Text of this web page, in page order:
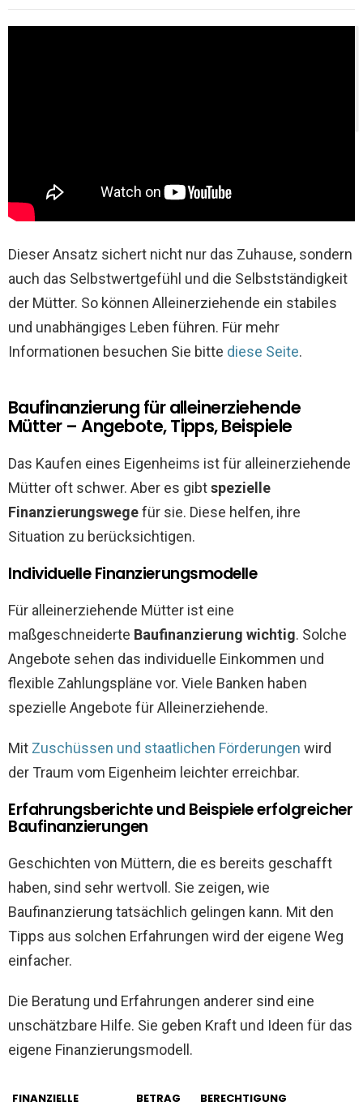
Dieser Ansatz sichert nicht nur das Zuhause, sondern
auch das Selbstwertgefühl und die Selbstständigkeit
der Mütter. So können Alleinerziehende ein stabiles
und unabhängiges Leben führen. Für mehr
Informationen besuchen Sie bitte diese Seite.
Baufinanzierung für alleinerziehende
Mütter – Angebote, Tipps, Beispiele
Das Kaufen eines Eigenheims ist für alleinerziehende
Mütter oft schwer. Aber es gibtspezielle
Finanzierungswegefür sie. Diese helfen, ihre
Situation zu berücksichtigen.
Individuelle Finanzierungsmodelle
Für alleinerziehende Mütter ist eine
maßgeschneiderte Baufinanzierung wichtig. Solche
Angebote sehen das individuelle Einkommen und
flexible Zahlungspläne vor. Viele Banken haben
spezielle Angebote für Alleinerziehende.
Mit Zuschüssen und staatlichen Förderungen wird
der Traum vom Eigenheim leichter erreichbar.
Erfahrungsberichte und Beispiele erfolgreicher
Baufinanzierungen
Geschichten von Müttern, die es bereits geschafft
haben, sind sehr wertvoll. Sie zeigen, wie
Baufinanzierung tatsächlich gelingen kann. Mit den
Tipps aus solchen Erfahrungen wird der eigene Weg
einfacher.
Die Beratung und Erfahrungen anderer sind eine
unschätzbare Hilfe. Sie geben Kraft und Ideen für das
eigene Finanzierungsmodell.
FINANZIELLE
BETRAG BERECHTIGUNG